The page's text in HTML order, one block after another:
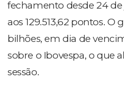
fechamento desde 24 de
aos 129.513,62 pontos. O
bilhões, em dia de
sobre o Ibovespa, o que
sessão.